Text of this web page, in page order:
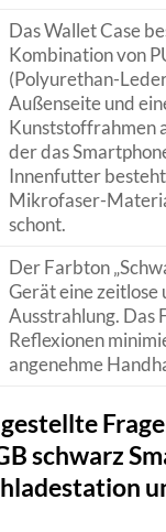
Das Wallet Case
Kombination von
(Polyurethan-
Außenseite und
Kunststoffrahmen
der das
Innenfutter
Mikrofaser-
schont.
Der Farbton
Gerät eine zeitlose
Ausstrahlung. Das
Reflexionen
angenehme
schwarz